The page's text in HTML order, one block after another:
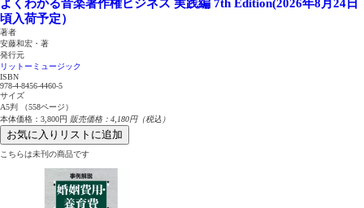
よくわかる音楽著作権ビジネス 実践編 7th Edition(2026年8月24日
頃入荷予定）
著者
安藤和宏・著
発行元
リットーミュージック
ISBN
978-4-8456-4460-5
サイズ
A5判 （558ページ）
本体価格：3,800円 販売価格：4,180円（税込）
お気に入りリストに追加
こちらは未刊の商品です